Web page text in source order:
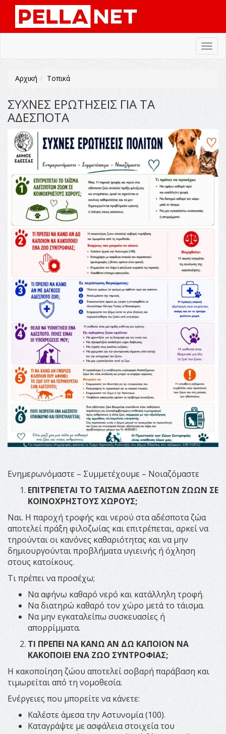
Αρχική Τοπικά
ΣΥΧΝΕΣ ΕΡΩΤΗΣΕΙΣ ΓΙΑ ΤΑ
ΑΔΕΣΠΟΤΑ
Ενημερωνόμαστε – Συμμετέχουμε – Νοιαζόμαστε
ΕΠΙΤΡΕΠΕΤΑΙ ΤΟ ΤΑΪΣΜΑ ΑΔΕΣΠΟΤΩΝ ΖΩΩΝ ΣΕ
ΚΟΙΝΟΧΡΗΣΤΟΥΣ ΧΩΡΟΥΣ;
Ναι. Η παροχή τροφής και νερού στα αδέσποτα ζώα
αποτελεί πράξη φιλοζωίας και επιτρέπεται, αρκεί να
τηρούνται οι κανόνες καθαριότητας και να μην
δημιουργούνται προβλήματα υγιεινής ή όχληση
στους κατοίκους.
Τι πρέπει να προσέχω;
Να αφήνω καθαρό νερό και κατάλληλη τροφή.
Να διατηρώ καθαρό τον χώρο μετά το τάισμα.
Να μην εγκαταλείπω συσκευασίες ή
απορρίμματα.
ΤΙ ΠΡΕΠΕΙ ΝΑ ΚΑΝΩ ΑΝ ΔΩ ΚΑΠΟΙΟΝ ΝΑ
ΚΑΚΟΠΟΙΕΙ ΕΝΑ ΖΩΟ ΣΥΝΤΡΟΦΙΑΣ;
Η κακοποίηση ζώου αποτελεί σοβαρή παράβαση και
τιμωρείται από τη νομοθεσία.
Ενέργειες που μπορείτε να κάνετε:
Καλέστε άμεσα την Αστυνομία (100).
Καταγράψτε με ασφάλεια στοιχεία του